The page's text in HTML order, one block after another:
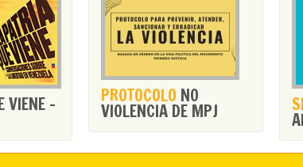
VIENE - PROTOCOLO NO
VIOLENCIA DE MPJ